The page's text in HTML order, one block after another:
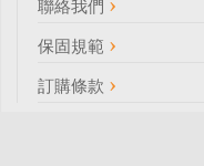
聯絡我們
保固規範
訂購條款